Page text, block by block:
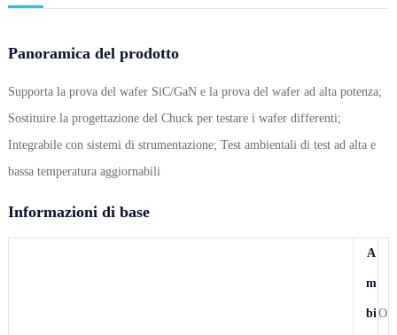
Panoramica del prodotto
Supporta la prova del wafer SiC/GaN e la prova del wafer ad alta potenza;
Sostituire la progettazione del Chuck per testare i wafer differenti;
Integrabile con sistemi di strumentazione; Test ambientali di test ad alta e
bassa temperatura aggiornabili
Informazioni di base
A
m
biO